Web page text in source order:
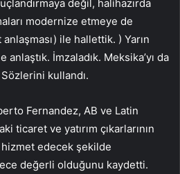
değil, halihazırda
modernize etmeye de
ile hallettik. ) Yarın
anlaştık. İmzaladık. Meksika’yı da
Sözlerini kullandı.
Fernandez, AB ve Latin
ticaret ve yatırım çıkarlarının
hizmet edecek şekilde
değerli olduğunu kaydetti.